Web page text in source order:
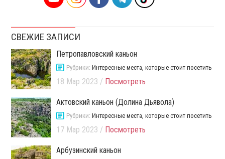
СВЕЖИЕ ЗАПИСИ
Петропавловский каньон
Рубрики:Интересные места, которые стоит посетить
18 Мар 2023 / Посмотреть
Актовский каньон (Долина Дьявола)
Рубрики:Интересные места, которые стоит посетить
17 Мар 2023 / Посмотреть
Арбузинский каньон